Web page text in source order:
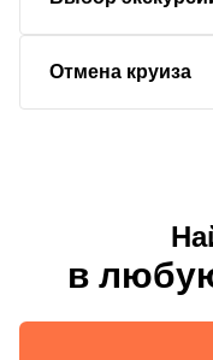
Отмена круиза
в